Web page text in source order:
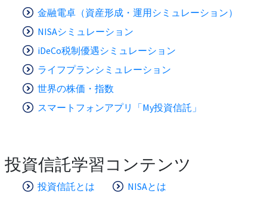
金融電卓（資産形成・運用シミュレーション）
NISAシミュレーション
iDeCo税制優遇シミュレーション
ライフプランシミュレーション
世界の株価・指数
スマートフォンアプリ「My投資信託」
投資信託学習コンテンツ
投資信託とは NISAとは